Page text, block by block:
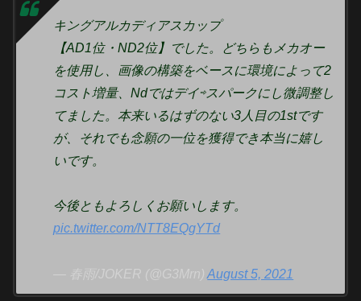
キングアルカディアスカップ
【AD1位・ND2位】でした。どちらもメカオー
を使用し、画像の構築をベースに環境によって2
コスト増量、Ndではデイ⇨スパークにし微調整し
てました。本来いるはずのない3人目の1stです
が、それでも念願の一位を獲得でき本当に嬉し
いです。
今後ともよろしくお願いします。
pic.twitter.com/NTT8EQgYTd
— 春雨/JOKER (@G3Mrn)August 5, 2021